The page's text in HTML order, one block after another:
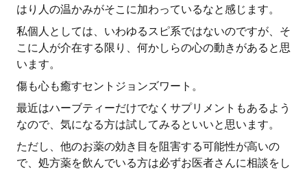
はり人の温かみがそこに加わっているなと感じます。
私個人としては、いわゆるスピ系ではないのですが、そ
こに人が介在する限り、何かしらの心の動きがあると思
います。
傷も心も癒すセントジョンズワート。
最近はハーブティーだけでなくサプリメントもあるよう
なので、気になる方は試してみるといいと思います。
ただし、他のお薬の効き目を阻害する可能性が高いの
で、処方薬を飲んでいる方は必ずお医者さんに相談をし